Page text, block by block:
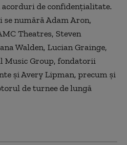
de confidenţialitate.
numără Adam Aron,
Theatres, Steven
Walden, Lucian Grainge,
Music Group, fondatorii
şi Avery Lipman, precum şi
de turnee de lungă